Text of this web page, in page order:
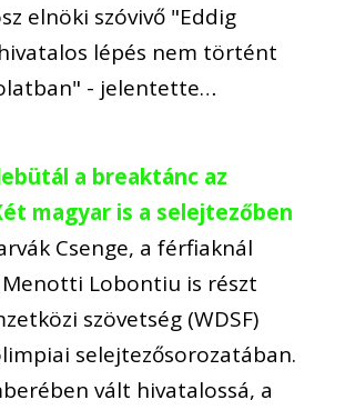
elnöki szóvivő "Eddig
lépés nem történt
- jelentette…
a breaktánc az
magyar is a selejtezőben
Csenge, a férfiaknál
Lobontiu is részt
szövetség (WDSF)
selejtezősorozatában.
vált hivatalossá, a